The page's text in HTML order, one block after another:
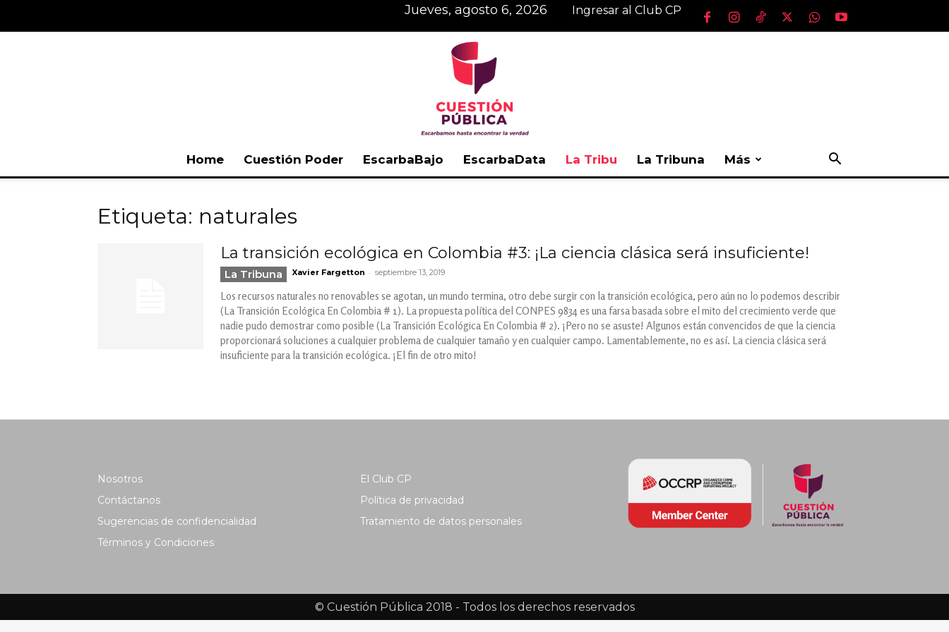
jueves, agosto 6, 2026 Ingresar al Club CP
Home Cuestión Poder EscarbaBajo EscarbaData La Tribu La Tribuna Más
Etiqueta: naturales
La transición ecológica en Colombia #3: ¡La ciencia clásica será insuficiente!
La Tribuna Xavier Fargetton - septiembre 13, 2019
Los recursos naturales no renovables se agotan, un mundo termina, otro debe surgir con la transición ecológica, pero aún no lo podemos describir
(La Transición Ecológica En Colombia # 1). La propuesta política del CONPES 9834 es una farsa basada sobre el mito del crecimiento verde que
nadie pudo demostrar como posible (La Transición Ecológica En Colombia # 2). ¡Pero no se asuste! Algunos están convencidos de que la ciencia
proporcionará soluciones a cualquier problema de cualquier tamaño y en cualquier campo. Lamentablemente, no es así. La ciencia clásica será
insuficiente para la transición ecológica. ¡El fin de otro mito!
Nosotros
Contáctanos
Sugerencias de confidencialidad
Términos y Condiciones
El Club CP
Política de privacidad
Tratamiento de datos personales
© Cuestión Pública 2018 - Todos los derechos reservados